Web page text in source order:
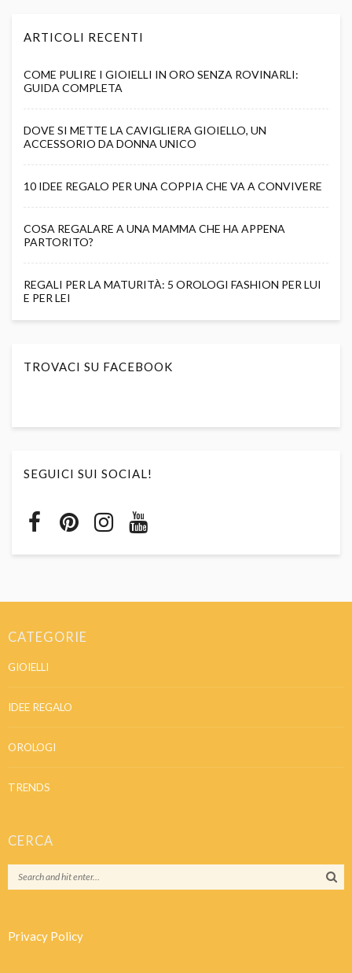
ARTICOLI RECENTI
COME PULIRE I GIOIELLI IN ORO SENZA ROVINARLI:
GUIDA COMPLETA
DOVE SI METTE LA CAVIGLIERA GIOIELLO, UN
ACCESSORIO DA DONNA UNICO
10 IDEE REGALO PER UNA COPPIA CHE VA A CONVIVERE
COSA REGALARE A UNA MAMMA CHE HA APPENA
PARTORITO?
REGALI PER LA MATURITÀ: 5 OROLOGI FASHION PER LUI
E PER LEI
TROVACI SU FACEBOOK
SEGUICI SUI SOCIAL!
CATEGORIE
GIOIELLI
IDEE REGALO
OROLOGI
TRENDS
CERCA
Privacy Policy